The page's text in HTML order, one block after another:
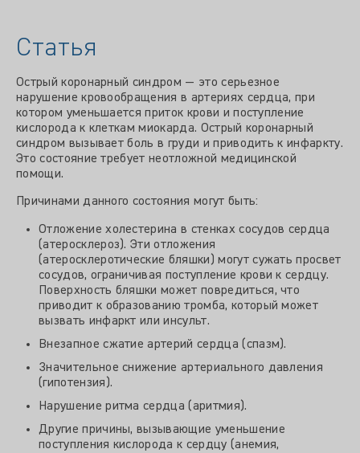
Статья
Острый коронарный синдром — это серьезное
нарушение кровообращения в артериях сердца, при
котором уменьшается приток крови и поступление
кислорода к клеткам миокарда. Острый коронарный
синдром вызывает боль в груди и приводить к инфаркту.
Это состояние требует неотложной медицинской
помощи.
Причинами данного состояния могут быть:
Отложение холестерина в стенках сосудов сердца
(атеросклероз). Эти отложения
(атеросклеротические бляшки) могут сужать просвет
сосудов, ограничивая поступление крови к сердцу.
Поверхность бляшки может повредиться, что
приводит к образованию тромба, который может
вызвать инфаркт или инсульт.
Внезапное сжатие артерий сердца (спазм).
Значительное снижение артериального давления
(гипотензия).
Нарушение ритма сердца (аритмия).
Другие причины, вызывающие уменьшение
поступления кислорода к сердцу (анемия,